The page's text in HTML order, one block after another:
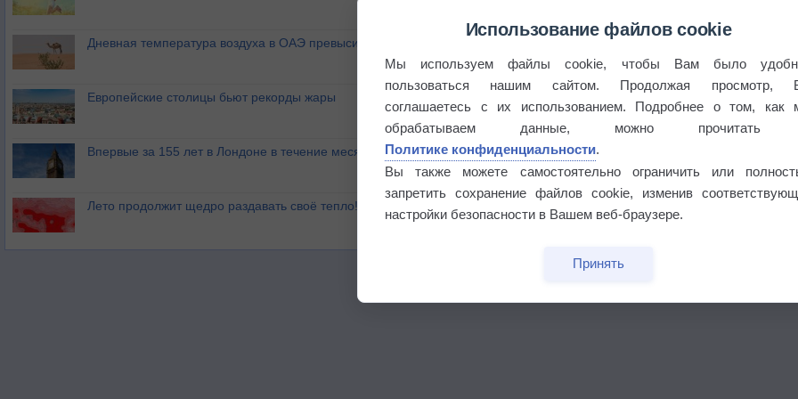
Дневная температура воздуха в ОАЭ превысила +51°
Европейские столицы бьют рекорды жары
Впервые за 155 лет в Лондоне в течение месяца не выпадал дождь
Лето продолжит щедро раздавать своё тепло!
Использование файлов cookie
Мы используем файлы cookie, чтобы Вам было
пользоваться нашим сайтом. Продолжая просмотр,
соглашаетесь с их использованием. Подробнее о том, как
обрабатываем данные, можно прочитать
Политике конфиденциальности.
Вы также можете самостоятельно ограничить или
запретить сохранение файлов cookie, изменив
настройки безопасности в Вашем веб-браузере.
Принять